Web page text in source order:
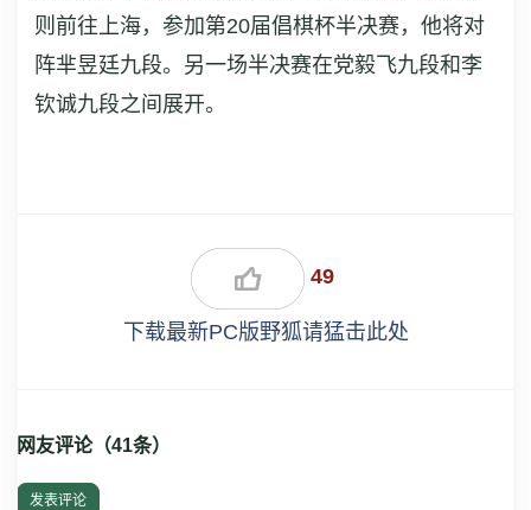
则前往上海，参加第20届倡棋杯半决赛，他将对
阵芈昱廷九段。另一场半决赛在党毅飞九段和李
钦诚九段之间展开。
49
下载最新PC版野狐请猛击此处
网友评论（41条）
发表评论